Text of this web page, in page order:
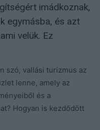
imádkoznak,
egymásba, és azt
velük. Ez
szó, vallási turizmus az
lenne, amely az
és a
Hogyan is kezdődött